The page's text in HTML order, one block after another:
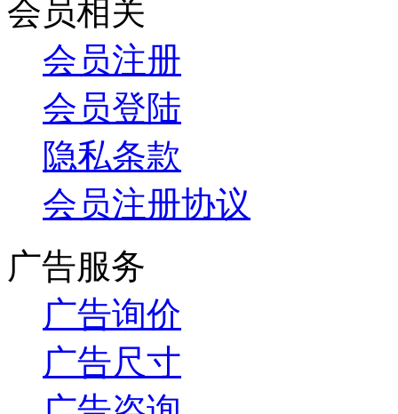
会员相关
会员注册
会员登陆
隐私条款
会员注册协议
广告服务
广告询价
广告尺寸